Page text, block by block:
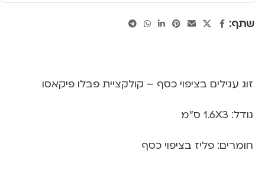
שתף:
זוג עגילים בציפוי כסף – קולקציית פבלו פיקאסו
גודל: 1.6X3 ס”מ
חומרים: פליז בציפוי כסף